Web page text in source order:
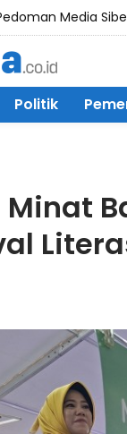
Media
Politik